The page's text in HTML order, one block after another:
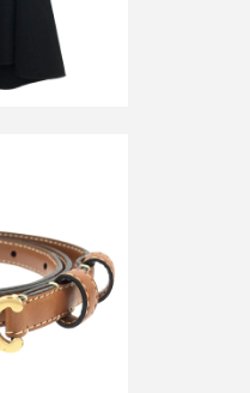
ザーベルト
円